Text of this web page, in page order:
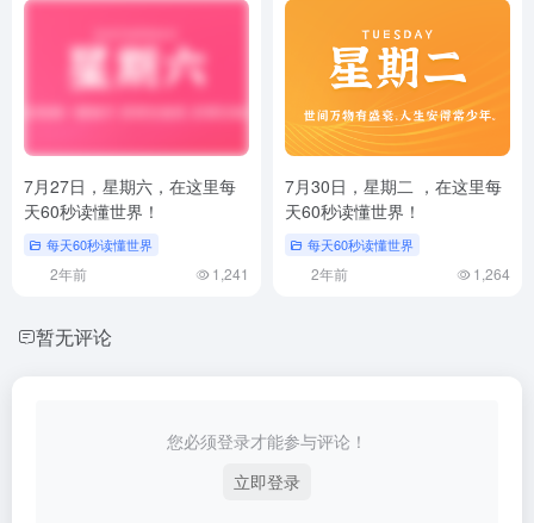
7月27日，星期六，在这里每
天60秒读懂世界！
每天60秒读懂世界
2年前 1,241
7月30日，星期二 ，在这里每
天60秒读懂世界！
每天60秒读懂世界
2年前 1,264
暂无评论
您必须登录才能参与评论！
立即登录